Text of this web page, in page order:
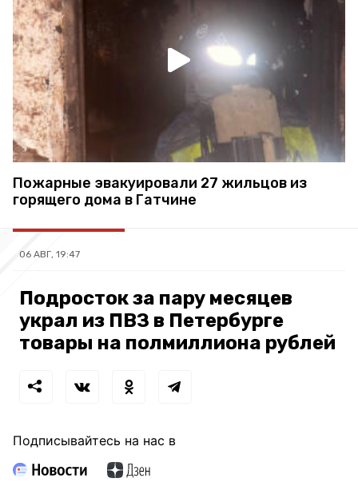
Пожарные эвакуировали 27 жильцов из
горящего дома в Гатчине
06 АВГ, 19:47
Подросток за пару месяцев
украл из ПВЗ в Петербурге
товары на полмиллиона рублей
Подписывайтесь на нас в